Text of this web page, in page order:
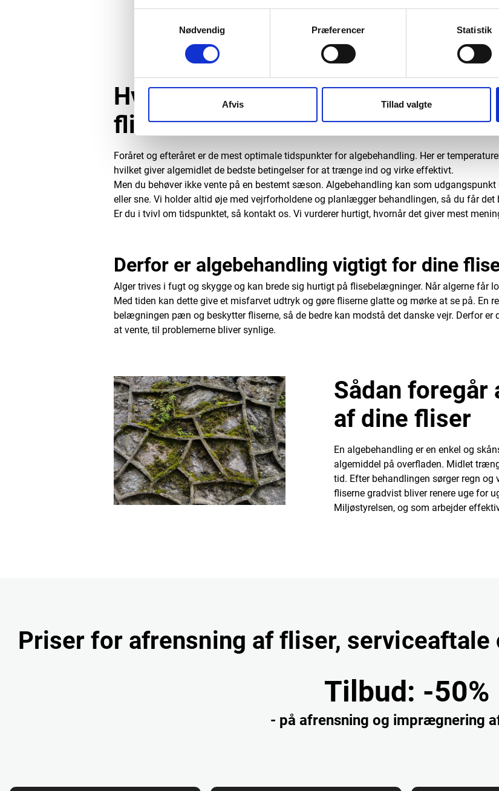
Nødvendig
Præferencer Statistik
Afvis Tillad valgte
eksempel en gang årligt
måde vil de altid være
tager vi en uforpligtende
Hvornår er det bedst at få lavet
fliser?
Foråret og efteråret er de mest optimale tidspunkter for algebehandling. Her er
hvilket giver algemidlet de bedste betingelser for at trænge ind og virke effektivt.
Men du behøver ikke vente på en bestemt sæson. Algebehandling kan som
eller sne. Vi holder altid øje med vejrforholdene og planlægger behandlingen, så du får det
Er du i tvivl om tidspunktet, så kontakt os. Vi vurderer hurtigt, hvornår det giver mest
Derfor er algebehandling vigtigt for dine
Alger trives i fugt og skygge og kan brede sig hurtigt på flisebelægninger. Når algerne får
Med tiden kan dette give et misfarvet udtryk og gøre fliserne glatte og mørke at se på. En
belægningen pæn og beskytter fliserne, så de bedre kan modstå det danske vejr. Derfor
at vente, til problemerne bliver synlige.
Sådan foregår
af dine fliser
En algebehandling er en enkel og
algemiddel på overfladen. Midlet
tid. Efter behandlingen sørger regn
fliserne gradvist bliver renere uge for
Miljøstyrelsen, og som arbejder
Priser for afrensning af fliser,
Tilbud: -50%
- på afrensning og imprægnering